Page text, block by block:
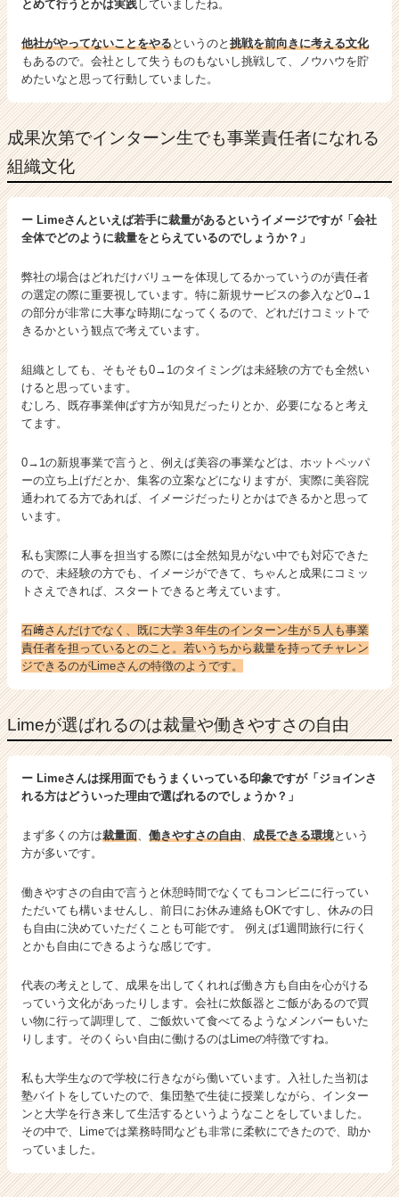
とめて行うとかは実践していましたね。
他社がやってないことをやる というのと 挑戦を前向きに考える文化
もあるので。会社として失うものもないし挑戦して、ノウハウを貯
めたいなと思って行動していました。
成果次第でインターン生でも事業責任者になれる
組織文化
ー Limeさんといえば若手に裁量があるというイメージですが「会社
全体でどのように裁量をとらえているのでしょうか？」
弊社の場合はどれだけバリューを体現してるかっていうのが責任者
の選定の際に重要視しています。特に新規サービスの参入など0→1
の部分が非常に大事な時期になってくるので、どれだけコミットで
きるかという観点で考えています。
組織としても、そもそも0→1のタイミングは未経験の方でも全然い
けると思っています。
むしろ、既存事業伸ばす方が知見だったりとか、必要になると考え
てます。
0→1の新規事業で言うと、例えば美容の事業などは、ホットペッパ
ーの立ち上げだとか、集客の立案などになりますが、実際に美容院
通われてる方であれば、イメージだったりとかはできるかと思って
います。
私も実際に人事を担当する際には全然知見がない中でも対応できた
ので、未経験の方でも、イメージができて、ちゃんと成果にコミッ
トさえできれば、スタートできると考えています。
石﨑さんだけでなく、既に大学３年生のインターン生が５人も事業
責任者を担っているとのこと。若いうちから裁量を持ってチャレン
ジできるのがLimeさんの特徴のようです。
Limeが選ばれるのは裁量や働きやすさの自由
ー Limeさんは採用面でもうまくいっている印象ですが「ジョインさ
れる方はどういった理由で選ばれるのでしょうか？」
まず多くの方は裁量面 働きやすさの自由 成長できる環境という
方が多いです。
働きやすさの自由で言うと休憩時間でなくてもコンビニに行ってい
ただいても構いませんし、前日にお休み連絡もOKですし、休みの日
も自由に決めていただくことも可能です。 例えば1週間旅行に行く
とかも自由にできるような感じです。
代表の考えとして、成果を出してくれれば働き方も自由を心がける
っていう文化があったりします。会社に炊飯器とご飯があるので買
い物に行って調理して、ご飯炊いて食べてるようなメンバーもいた
りします。そのくらい自由に働けるのはLimeの特徴ですね。
私も大学生なので学校に行きながら働いています。入社した当初は
塾バイトをしていたので、集団塾で生徒に授業しながら、インター
ンと大学を行き来して生活するというようなことをしていました。
その中で、Limeでは業務時間なども非常に柔軟にできたので、助か
っていました。